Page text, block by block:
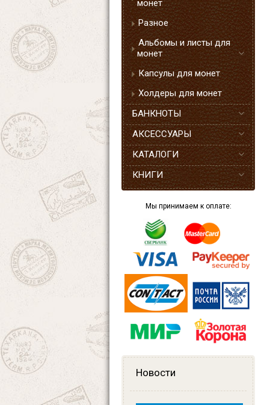
монет
Разное
Альбомы и листы для
монет
Капсулы для монет
Холдеры для монет
БАНКНОТЫ
АКСЕССУАРЫ
КАТАЛОГИ
КНИГИ
Мы принимаем к оплате:
Новости